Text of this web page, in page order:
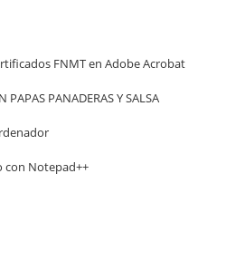
FNMT en Adobe Acrobat
PAPAS PANADERAS Y SALSA
con Notepad++